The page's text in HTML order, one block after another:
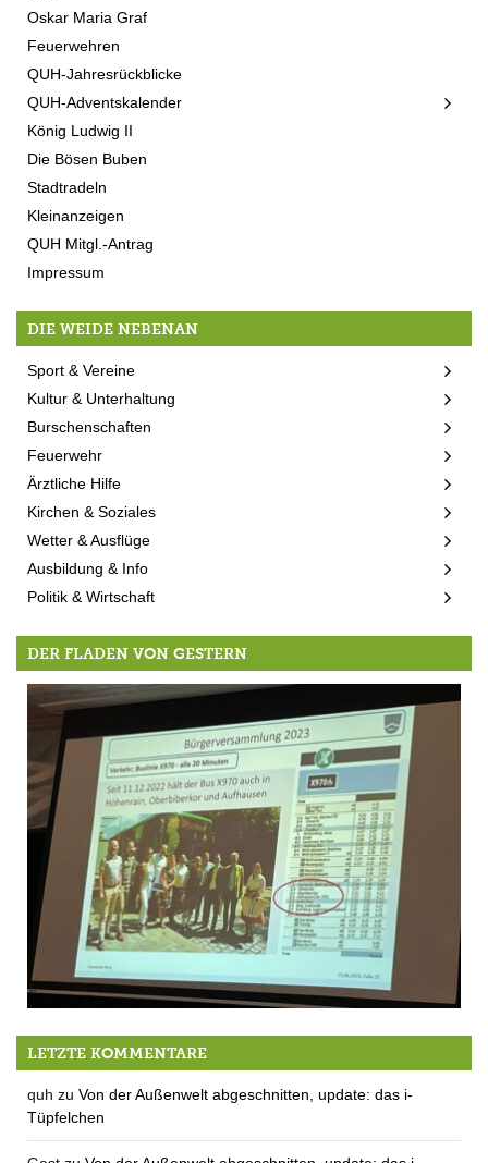
Oskar Maria Graf
Feuerwehren
QUH-Jahresrückblicke
QUH-Adventskalender
König Ludwig II
Die Bösen Buben
Stadtradeln
Kleinanzeigen
QUH Mitgl.-Antrag
Impressum
DIE WEIDE NEBENAN
Sport & Vereine
Kultur & Unterhaltung
Burschenschaften
Feuerwehr
Ärztliche Hilfe
Kirchen & Soziales
Wetter & Ausflüge
Ausbildung & Info
Politik & Wirtschaft
DER FLADEN VON GESTERN
20 Uhr 23 der Bürgermeister berichtet weiter
LETZTE KOMMENTARE
quh zu Von der Außenwelt abgeschnitten, update: das i-
Tüpfelchen